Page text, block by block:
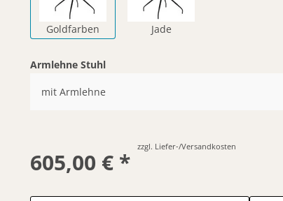
Goldfarben Jade
Armlehne Stuhl
mit Armlehne
605,00 € *
zzgl. Liefer-/Versandkosten